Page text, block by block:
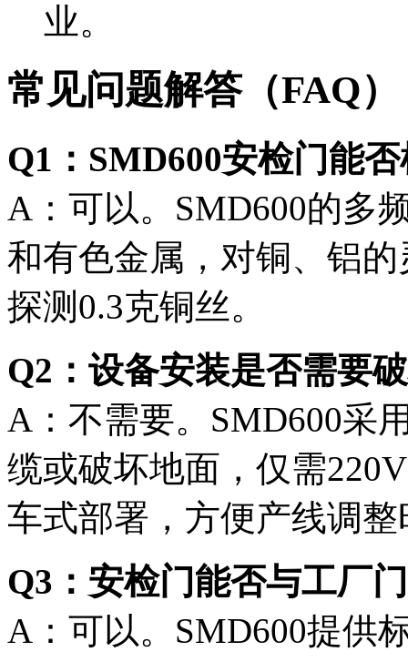
业。
常见问题解答（FAQ）
Q1：SMD600安检门能
A：可以。SMD600的多
和有色金属，对铜、铝
探测0.3克铜丝。
Q2：设备安装是否需要
A：不需要。SMD600采
缆或破坏地面，仅需
车式部署，方便产线调
Q3：安检门能否与工厂
A：可以。SMD600提供